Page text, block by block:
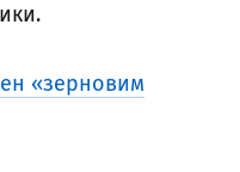
«зерновим